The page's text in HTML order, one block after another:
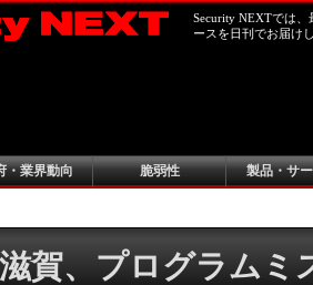
Security NEXTでは
ースを日刊でお届け
・業界動向 脆弱性 製品・サ
賀、プログラムミ